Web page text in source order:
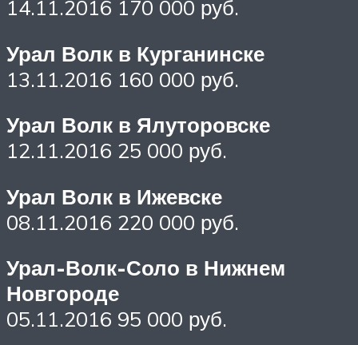
14.11.2016 170 000 руб.
Урал Волк в Курганинске
13.11.2016 160 000 руб.
Урал Волк в Ялуторовске
12.11.2016 25 000 руб.
Урал Волк в Ижевске
08.11.2016 220 000 руб.
Урал-Волк-Соло в Нижнем
Новгороде
05.11.2016 95 000 руб.